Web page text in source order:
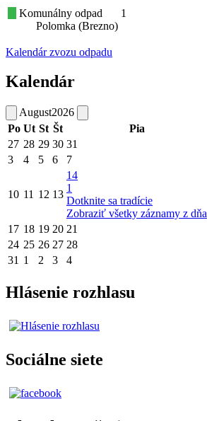
Komunálny odpad
Polomka (Brezno)
1
Kalendár zvozu odpadu
Kalendár
August2026
Po Ut St Št Pia
27 28 29 30 31
3
4 5 6 7
10 11 12 13
14
1
Dotknite sa tradície
Zobraziť všetky záznamy z dňa
17 18 19 20 21
24 25 26 27 28
31 1 2 3 4
Hlásenie rozhlasu
Sociálne siete